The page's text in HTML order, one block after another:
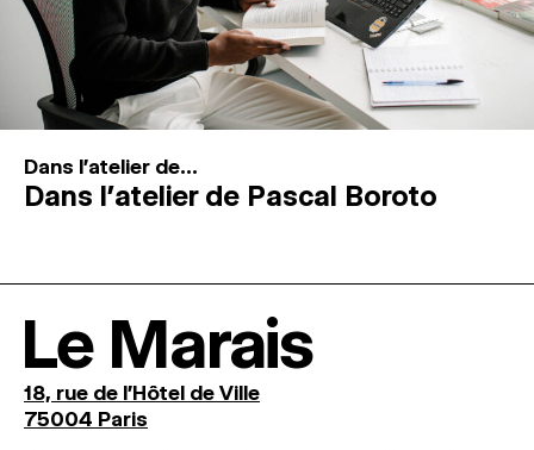
Dans l'atelier de...
Dans l’atelier de Pascal Boroto
Le Marais
18, rue de l'Hôtel de Ville
75004 Paris